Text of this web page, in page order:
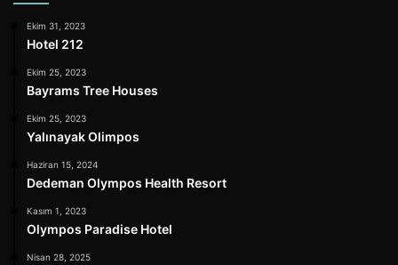
Ekim 31, 2023
Hotel 212
Ekim 25, 2023
Bayrams Tree Houses
Ekim 25, 2023
Yalınayak Olimpos
Haziran 15, 2024
Dedeman Olympos Health Resort
Kasım 1, 2023
Olympos Paradise Hotel
Nisan 28, 2025